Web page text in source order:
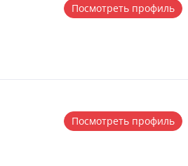
Посмотреть профиль
Посмотреть профиль